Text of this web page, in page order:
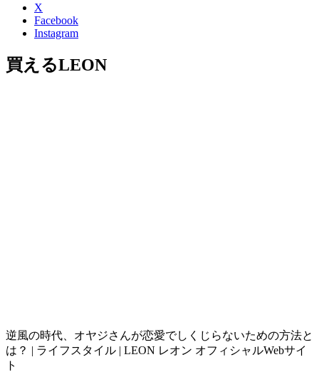
X
Facebook
Instagram
買えるLEON
逆風の時代、オヤジさんが恋愛でしくじらないための方法と
は？ | ライフスタイル | LEON レオン オフィシャルWebサイ
ト